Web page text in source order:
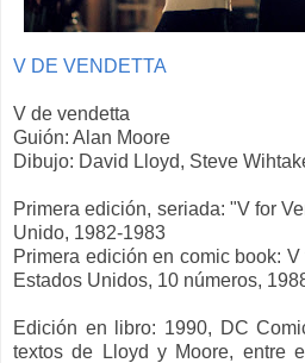
V DE VENDETTA
V de vendetta
Guión: Alan Moore
Dibujo: David Lloyd, Steve
Primera edición, seriada: "V for
Unido, 1982-1983
Primera edición en comic book:
Estados Unidos, 10 números,
Edición en libro: 1990, DC
textos de Lloyd y Moore, entre